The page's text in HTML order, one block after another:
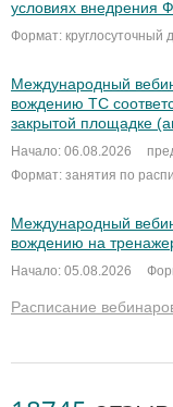
условиях внедрения
Формат: круглосуточный
Международный
вождению ТС
закрытой площадке
Начало: 06.08.2026
Формат: занятия по
Международный
вождению на
Начало: 05.08.2026
Расписание